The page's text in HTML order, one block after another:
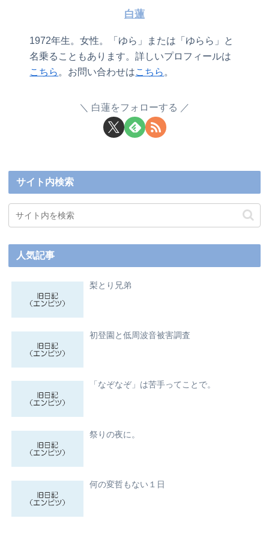
白蓮
1972年生。女性。「ゆら」または「ゆらら」と
名乗ることもあります。詳しいプロフィールは
こちら。お問い合わせはこちら。
白蓮をフォローする
サイト内検索
人気記事
梨とり兄弟
初登園と低周波音被害調査
「なぞなぞ」は苦手ってことで。
祭りの夜に。
何の変哲もない１日